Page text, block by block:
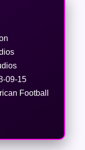
09-15
Football